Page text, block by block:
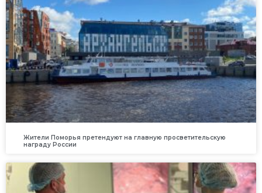
Жители Поморья претендуют на главную просветительскую
награду России